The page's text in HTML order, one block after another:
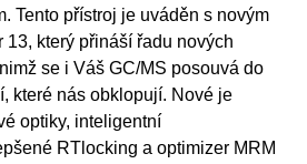
Tento přístroj je uváděn s novým
13, který přináší řadu nových
se i Váš GC/MS posouvá do
které nás obklopují. Nové je
optiky, inteligentní
RTlocking a optimizer MRM